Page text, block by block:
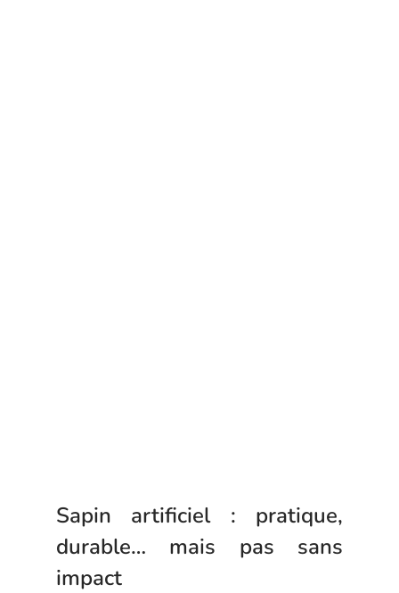
Sapin artificiel : pratique,
durable… mais pas sans
impact